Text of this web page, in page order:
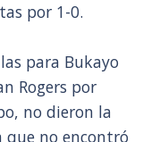
por 1-0.
para Bukayo
Rogers por
no dieron la
que no encontró